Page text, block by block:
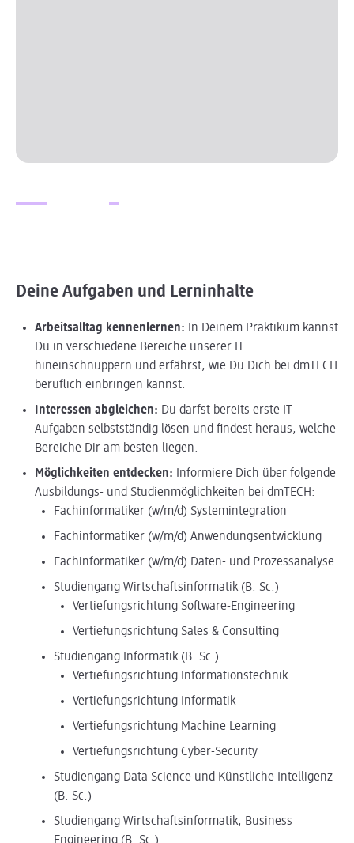
Deine Aufgaben und Lerninhalte
Arbeitsalltag kennenlernen:
In Deinem Praktikum kannst
Du in verschiedene Bereiche unserer IT
hineinschnuppern und erfährst, wie Du Dich bei dmTECH
beruflich einbringen kannst.
Interessen abgleichen: Du darfst bereits erste IT-
Aufgaben selbstständig lösen und findest heraus, welche
Bereiche Dir am besten liegen.
Möglichkeiten entdecken:
Informiere Dich über folgende
Ausbildungs- und Studienmöglichkeiten bei dmTECH:
Fachinformatiker (w/m/d) Systemintegration
Fachinformatiker (w/m/d) Anwendungsentwicklung
Fachinformatiker (w/m/d) Daten- und Prozessanalyse
Studiengang Wirtschaftsinformatik (B. Sc.)
Vertiefungsrichtung Software-Engineering
Vertiefungsrichtung Sales & Consulting
Studiengang Informatik (B. Sc.)
Vertiefungsrichtung Informationstechnik
Vertiefungsrichtung Informatik
Vertiefungsrichtung Machine Learning
Vertiefungsrichtung Cyber-Security
Studiengang Data Science und Künstliche Intelligenz
(B. Sc.)
Studiengang Wirtschaftsinformatik, Business